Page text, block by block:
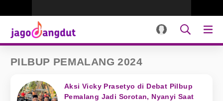
PILBUP PEMALANG 2024
Aksi Vicky Prasetyo di Debat Pilbup
Pemalang Jadi Sorotan, Nyanyi Saat